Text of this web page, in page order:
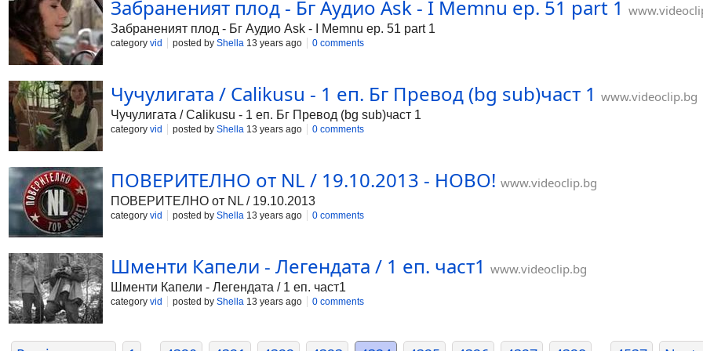
Забраненият плод - Бг Аудио Ask - I Memnu ep. 51 part 1
Забраненият плод - Бг Аудио Ask - I Memnu ep. 51 part 1
category vid posted by Shella 13 years ago 0 comments
Чучулигата / Calikusu - 1 еп. Бг Превод (bg sub)част 1 www.videoclip.bg
Чучулигата / Calikusu - 1 еп. Бг Превод (bg sub)част 1
category vid posted by Shella 13 years ago 0 comments
ПОВЕРИТЕЛНО от NL / 19.10.2013 - НОВО! www.videoclip.bg
ПОВЕРИТЕЛНО от NL / 19.10.2013
category vid posted by Shella 13 years ago 0 comments
Шменти Капели - Легендата / 1 еп. част1 www.videoclip.bg
Шменти Капели - Легендата / 1 еп. част1
category vid posted by Shella 13 years ago 0 comments